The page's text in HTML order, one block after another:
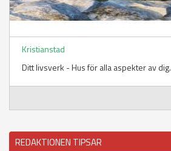
Kristianstad
Ditt livsverk - Hus för alla aspekter av dig.
REDAKTIONEN TIPSAR